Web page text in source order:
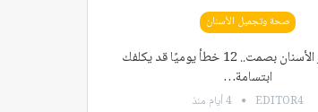
صحة وتجميل الأسنان
عادات تدمر الأسنان بصمت.. 12 خطأ يوميًا قد يكلفك
ابتسامة…
EDITOR4 4 أيام منذ